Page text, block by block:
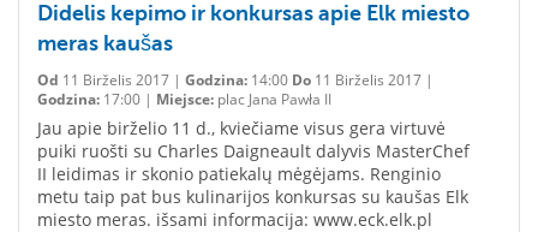
Didelis kepimo ir konkursas apie Elk miesto
meras kaušas
Od 11 Birželis 2017 | Godzina: 14:00 Do 11 Birželis 2017 |
Godzina: 17:00 | Miejsce: plac Jana Pawła II
Jau apie birželio 11 d., kviečiame visus gera virtuvė
puiki ruošti su Charles Daigneault dalyvis MasterChef
II leidimas ir skonio patiekalų mėgėjams. Renginio
metu taip pat bus kulinarijos konkursas su kaušas Elk
miesto meras. išsami informacija: www.eck.elk.pl